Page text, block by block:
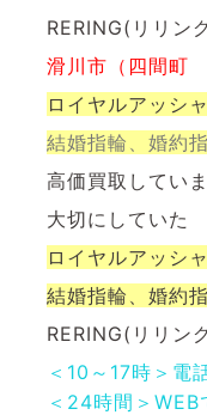
RERING(リリン
滑川市（四間町
ロイヤルアッシ
結婚指輪、婚約
高価買取していま
大切にしていた
ロイヤルアッシ
結婚指輪、婚約
RERING(リリン
＜10～17時＞電
＜24時間＞WEB